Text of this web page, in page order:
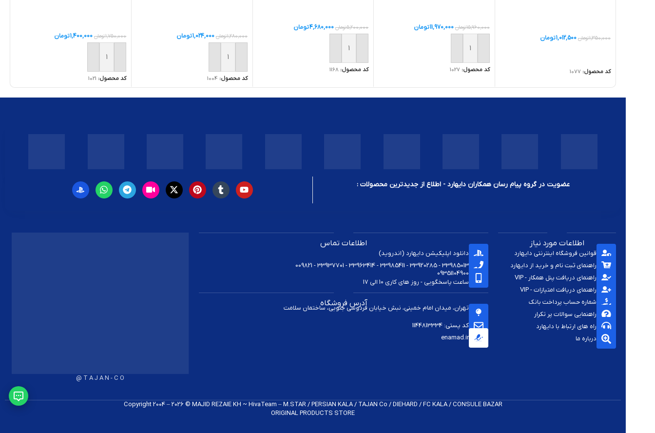
1,350,000تومان 1,012,500تومان
کد محصول: 1077
15,960,000تومان 11,970,000تومان
افزودن به سبد خرید
کد محصول:1027
5,200,000تومان 4,680,000تومان
افزودن به سبد خرید
کد محصول: 1168
1,280,000تومان 1,024,000تومان
افزودن به سبد خرید
کد محصول: 1004
1,750,000تومان 1,400,000تومان
افزودن به سبد خرید
کد محصول: 1021
عضویت در گروه پیام رسان همکاران دایهارد - اطلاع از جدیدترین محصولات :
اطلاعات مورد نیاز
قوانین فروشگاه اینترنتی دایهارد
راهنمای ثبت نام و خرید از دایهارد
راهنمای دریافت پنل همکار - VIP
راهنمای دریافت امتیازات - VIP
شماره حساب پرداخت بانک
راهنمایی سوالات پر تکرار
راه های ارتباط با دایهارد
درباره ما
اطلاعات تماس
دانلود اپلیکیشن دایهارد (اندروید)
33985013 - 33920285 - 33985411 - 33963414 - 33937701 - 009821
09351104900
ساعت پاسخگویی - روز های کاری 10 الی 17
آدرس فروشگاه
تهران، میدان امام خمینی، نبش خیابان فردوسی جنوبی، ساختمان سلامت
کد پستی: 1144813334
enamad.ir
T A J A N - C O @
Copyright 2004 – 2026 © MAJID REZAIE KH ~ HivaTeam – M.STAR / PERSIAN KALA / TAJAN Co / DIEHARD / FC K​ALA / CONSULE BAZAR
ORIGINAL PRODUCTS​ STORE